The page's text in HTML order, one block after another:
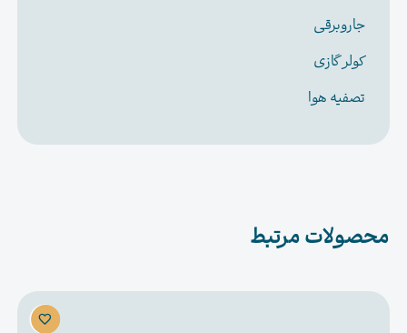
جاروبرقی
کولر گازی
تصفیه هوا
محصولات مرتبط